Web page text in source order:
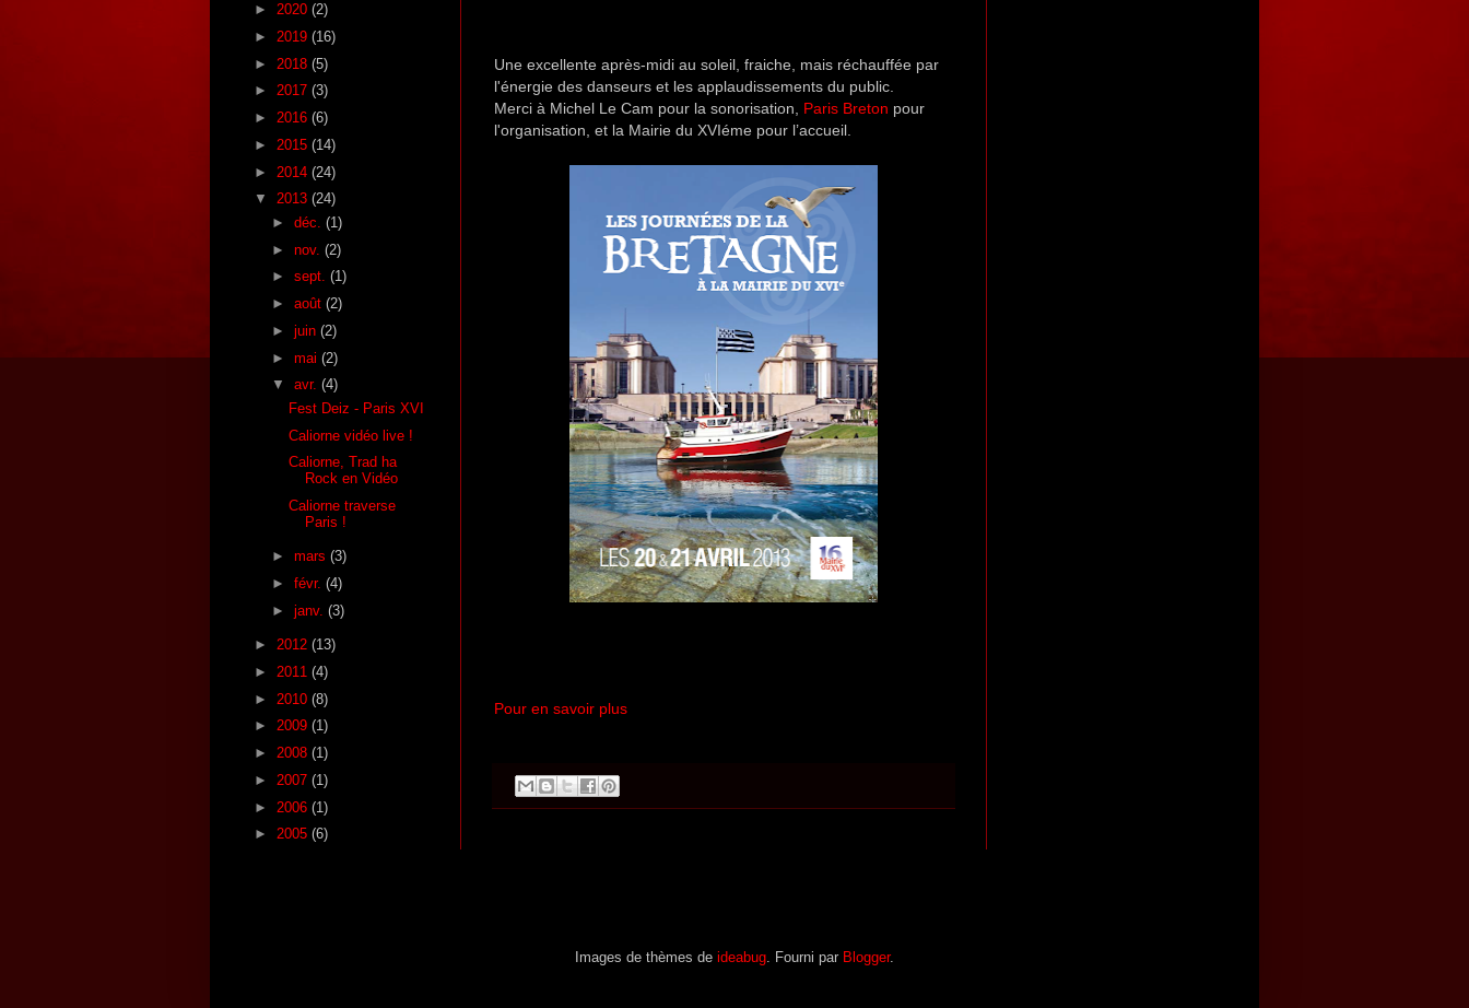
Une excellente après-midi au soleil, fraiche, mais réchauffée par
l'énergie des danseurs et les applaudissements du public.
Merci à Michel Le Cam pour la sonorisation, Paris Breton pour
l'organisation, et la Mairie du XVIéme pour l’accueil.
Pour en savoir plus
► 2020 (2)
► 2019 (16)
► 2018 (5)
► 2017 (3)
► 2016 (6)
► 2015 (14)
► 2014 (24)
▼ 2013 (24)
► déc. (1)
► nov. (2)
► sept. (1)
► août (2)
► juin (2)
► mai (2)
▼ avr. (4)
Fest Deiz - Paris XVI
Caliorne vidéo live !
Caliorne, Trad ha
Rock en Vidéo
Caliorne traverse
Paris !
► mars (3)
► févr. (4)
► janv. (3)
► 2012 (13)
► 2011 (4)
► 2010 (8)
► 2009 (1)
► 2008 (1)
► 2007 (1)
► 2006 (1)
► 2005 (6)
Images de thèmes de ideabug . Fourni par Blogger.